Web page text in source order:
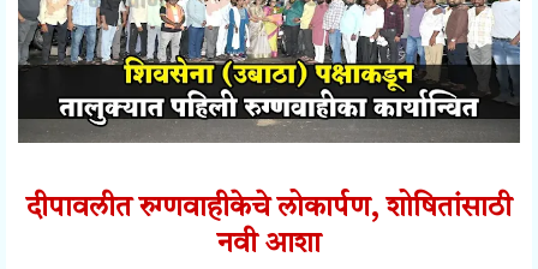
दीपावलीत रुग्णवाहीकेचे लोकार्पण, शोषितांसाठी
नवी आशा